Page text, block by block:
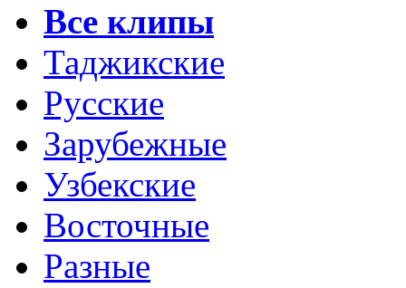
Все клипы
Таджикские
Русские
Зарубежные
Узбекские
Восточные
Разные